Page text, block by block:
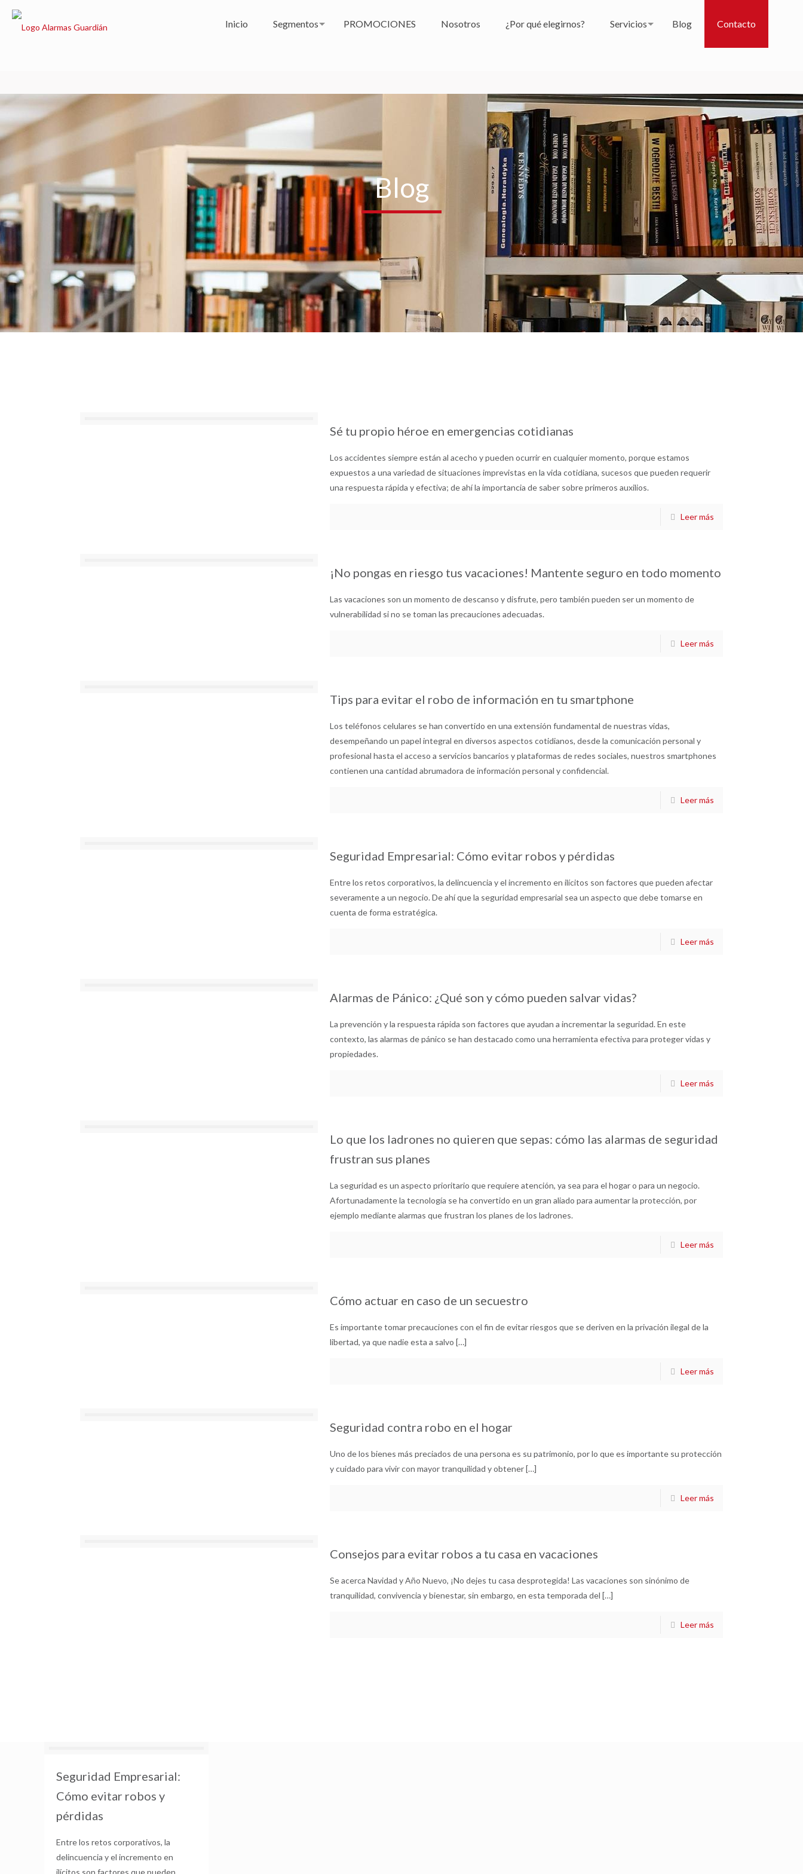
Inicio Segmentos PROMOCIONES Nosotros ¿Por qué elegirnos? Servicios Blog Contacto
Blog
Sé tu propio héroe en emergencias cotidianas
Los accidentes siempre están al acecho y pueden ocurrir en cualquier momento, porque estamos
expuestos a una variedad de situaciones imprevistas en la vida cotidiana, sucesos que pueden requerir
una respuesta rápida y efectiva; de ahí la importancia de saber sobre primeros auxilios.
Leer más
¡No pongas en riesgo tus vacaciones! Mantente seguro en todo momento
Las vacaciones son un momento de descanso y disfrute, pero también pueden ser un momento de
vulnerabilidad si no se toman las precauciones adecuadas.
Leer más
Tips para evitar el robo de información en tu smartphone
Los teléfonos celulares se han convertido en una extensión fundamental de nuestras vidas,
desempeñando un papel integral en diversos aspectos cotidianos, desde la comunicación personal y
profesional hasta el acceso a servicios bancarios y plataformas de redes sociales, nuestros smartphones
contienen una cantidad abrumadora de información personal y confidencial.
Leer más
Seguridad Empresarial: Cómo evitar robos y pérdidas
Entre los retos corporativos, la delincuencia y el incremento en ilícitos son factores que pueden afectar
severamente a un negocio. De ahí que la seguridad empresarial sea un aspecto que debe tomarse en
cuenta de forma estratégica.
Leer más
Alarmas de Pánico: ¿Qué son y cómo pueden salvar vidas?
La prevención y la respuesta rápida son factores que ayudan a incrementar la seguridad. En este
contexto, las alarmas de pánico se han destacado como una herramienta efectiva para proteger vidas y
propiedades.
Leer más
Lo que los ladrones no quieren que sepas: cómo las alarmas de seguridad
frustran sus planes
La seguridad es un aspecto prioritario que requiere atención, ya sea para el hogar o para un negocio.
Afortunadamente la tecnología se ha convertido en un gran aliado para aumentar la protección, por
ejemplo mediante alarmas que frustran los planes de los ladrones.
Leer más
Cómo actuar en caso de un secuestro
Es importante tomar precauciones con el fin de evitar riesgos que se deriven en la privación ilegal de la
libertad, ya que nadie esta a salvo […]
Leer más
Seguridad contra robo en el hogar
Uno de los bienes más preciados de una persona es su patrimonio, por lo que es importante su protección
y cuidado para vivir con mayor tranquilidad y obtener[…]
Leer más
Consejos para evitar robos a tu casa en vacaciones
Se acerca Navidad y Año Nuevo, ¡No dejes tu casa desprotegida! Las vacaciones son sinónimo de
tranquilidad, convivencia y bienestar, sin embargo, en esta temporada del […]
Leer más
Seguridad Empresarial:
Cómo evitar robos y
pérdidas
Entre los retos corporativos, la
delincuencia y el incremento en